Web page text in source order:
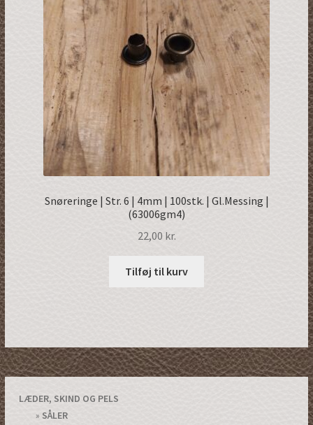
Snøreringe | Str. 6 | 4mm | 100stk. | Gl.Messing |
(63006gm4)
22,00 kr.
Tilføj til kurv
LÆDER, SKIND OG PELS
SÅLER